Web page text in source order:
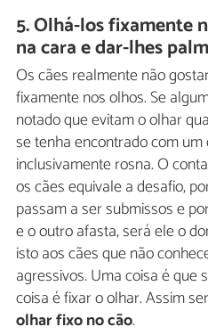
5. Olhá-los fixamente
na cara e dar-lhes
Os cães realmente não
fixamente nos olhos. Se
notado que evitam o olhar
se tenha encontrado com
inclusivamente rosna. O
os cães equivale a desafio,
passam a ser submissos e
e o outro afasta, será ele o
isto aos cães que não
agressivos. Uma coisa é que
coisa é fixar o olhar. Assim
olhar fixo no cão.